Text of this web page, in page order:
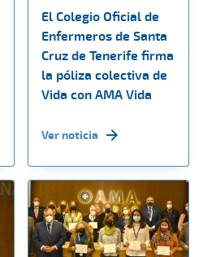
El Colegio Oficial de
Enfermeros de Santa
Cruz de Tenerife firma
la póliza colectiva de
Vida con AMA Vida
Ver noticia